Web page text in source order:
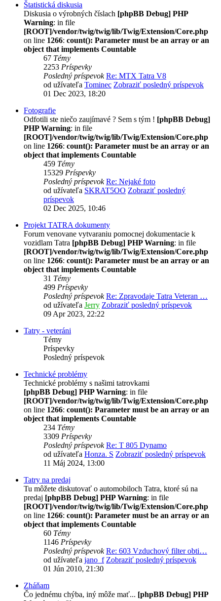
Štatistická diskusia
Diskusia o výrobných číslach [phpBB Debug] PHP
Warning: in file
[ROOT]/vendor/twig/twig/lib/Twig/Extension/Core.php
on line 1266: count(): Parameter must be an array or an
object that implements Countable
67 Témy
2253 Príspevky
Posledný príspevok Re: MTX Tatra V8
od užívateľa Tominec Zobraziť posledný príspevok
01 Dec 2023, 18:20
Fotografie
Odfotili ste niečo zaujímavé ? Sem s tým ! [phpBB Debug]
PHP Warning: in file
[ROOT]/vendor/twig/twig/lib/Twig/Extension/Core.php
on line 1266: count(): Parameter must be an array or an
object that implements Countable
459 Témy
15329 Príspevky
Posledný príspevok Re: Nejaké foto
od užívateľa SKRAT5OO Zobraziť posledný
príspevok
02 Dec 2025, 10:46
Projekt TATRA dokumenty
Forum venovane vytvaraniu pomocnej dokumentacie k
vozidlam Tatra [phpBB Debug] PHP Warning: in file
[ROOT]/vendor/twig/twig/lib/Twig/Extension/Core.php
on line 1266: count(): Parameter must be an array or an
object that implements Countable
31 Témy
499 Príspevky
Posledný príspevok Re: Zpravodaje Tatra Veteran …
od užívateľa Jerry Zobraziť posledný príspevok
09 Apr 2023, 22:22
Tatry - veteráni
Témy
Príspevky
Posledný príspevok
Technické problémy
Technické problémy s našimi tatrovkami
[phpBB Debug] PHP Warning: in file
[ROOT]/vendor/twig/twig/lib/Twig/Extension/Core.php
on line 1266: count(): Parameter must be an array or an
object that implements Countable
234 Témy
3309 Príspevky
Posledný príspevok Re: T 805 Dynamo
od užívateľa Honza. S Zobraziť posledný príspevok
11 Máj 2024, 13:00
Tatry na predaj
Tu môžete diskutovať o automobiloch Tatra, ktoré sú na
predaj [phpBB Debug] PHP Warning: in file
[ROOT]/vendor/twig/twig/lib/Twig/Extension/Core.php
on line 1266: count(): Parameter must be an array or an
object that implements Countable
60 Témy
1146 Príspevky
Posledný príspevok Re: 603 Vzduchový filter obti…
od užívateľa jano_f Zobraziť posledný príspevok
01 Jún 2010, 21:30
Zháňam
Čo jednému chýba, iný môže mať... [phpBB Debug] PHP